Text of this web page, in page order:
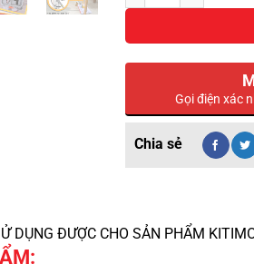
Gọi điện xác
DỤNG ĐƯỢC CHO SẢN PHẨM